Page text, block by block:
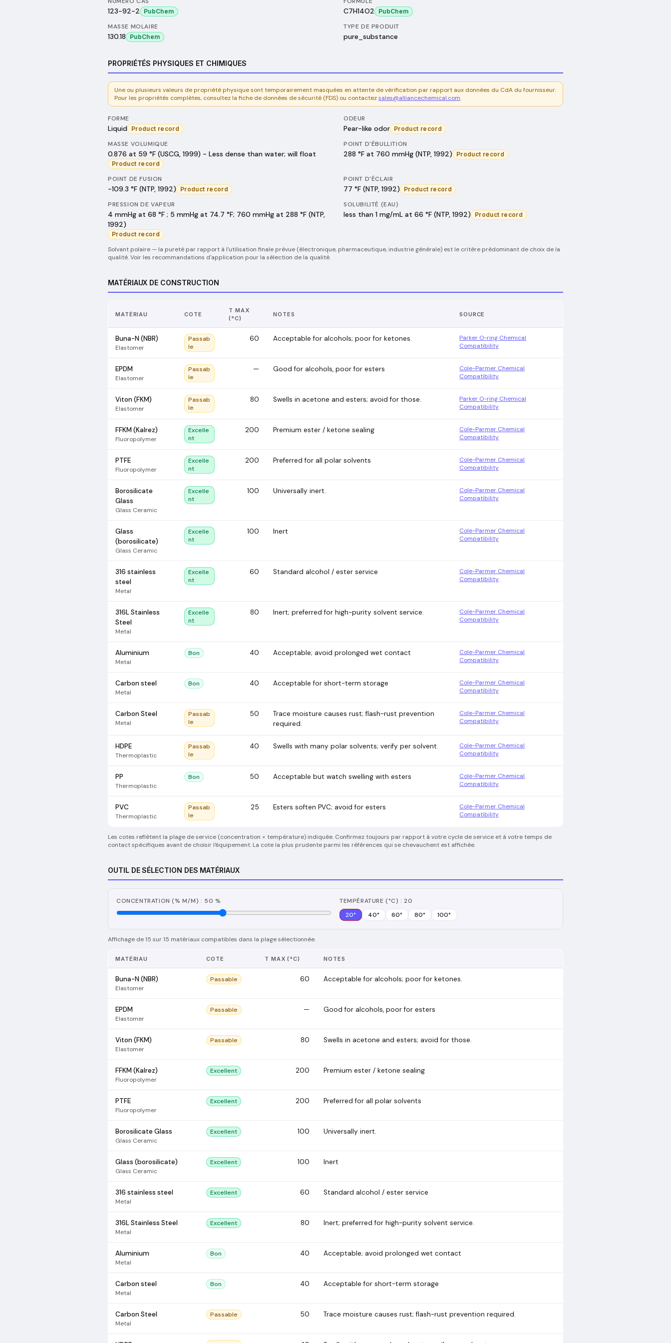
123-92-2 PubChem C7H14O2 PubChem
MASSE MOLAIRE
130.18 PubChem
TYPE DE PRODUIT
pure_substance
PROPRIÉTÉS PHYSIQUES ET CHIMIQUES
Une ou plusieurs valeurs de propriété physique sont temporairement masquées en attente de vérification par rapport aux données du CdA du fournisseur.
Pour les propriétés complètes, consultez la fiche de données de sécurité (FDS) ou contactezsales@alliancechemical.com.
FORME
Liquid Product record
ODEUR
Pear-like odor Product record
MASSE VOLUMIQUE
0.876 at 59 °F (USCG, 1999) - Less dense than water; will float
Product record
POINT D'ÉBULLITION
288 °F at 760 mmHg (NTP, 1992) Product record
POINT DE FUSION
-109.3 °F (NTP, 1992) Product record
POINT D'ÉCLAIR
77 °F (NTP, 1992) Product record
PRESSION DE VAPEUR
4 mmHg at 68 °F ; 5 mmHg at 74.7 °F; 760 mmHg at 288 °F (NTP,
1992)
Product record
SOLUBILITÉ (EAU)
less than 1 mg/mL at 66 °F (NTP, 1992) Product record
Solvant polaire — la pureté par rapport à l'utilisation finale prévue (électronique, pharmaceutique, industrie générale) est le critère prédominant de choix de la
qualité. Voir les recommandations d'application pour la sélection de la qualité.
MATÉRIAUX DE CONSTRUCTION
MATÉRIAU COTE
T MAX
(°C)
NOTES SOURCE
Buna-N (NBR)
Elastomer
Passab
le
60 Acceptable for alcohols; poor for ketones.
Parker O-ring Chemical
Compatibility
EPDM
Elastomer
Passab
le
— Good for alcohols, poor for esters
Cole-Parmer Chemical
Compatibility
Viton (FKM)
Elastomer
Passab
le
80 Swells in acetone and esters; avoid for those.
Parker O-ring Chemical
Compatibility
FFKM (Kalrez)
Fluoropolymer
Excelle
nt
200 Premium ester / ketone sealing
Cole-Parmer Chemical
Compatibility
PTFE
Fluoropolymer
Excelle
nt
200 Preferred for all polar solvents
Cole-Parmer Chemical
Compatibility
Borosilicate
Glass
Glass Ceramic
Excelle
nt
100 Universally inert.
Cole-Parmer Chemical
Compatibility
Glass
(borosilicate)
Glass Ceramic
Excelle
nt
100 Inert
Cole-Parmer Chemical
Compatibility
316 stainless
steel
Metal
Excelle
nt
60 Standard alcohol / ester service
Cole-Parmer Chemical
Compatibility
316L Stainless
Steel
Metal
Excelle
nt
80 Inert; preferred for high-purity solvent service.
Cole-Parmer Chemical
Compatibility
Aluminium
Metal
Bon 40 Acceptable; avoid prolonged wet contact
Cole-Parmer Chemical
Compatibility
Carbon steel
Metal
Bon 40 Acceptable for short-term storage
Cole-Parmer Chemical
Compatibility
Carbon Steel
Metal
Passab
le
50
Trace moisture causes rust; flash-rust prevention
required.
Cole-Parmer Chemical
Compatibility
HDPE
Thermoplastic
Passab
le
40 Swells with many polar solvents; verify per solvent.
Cole-Parmer Chemical
Compatibility
PP
Thermoplastic
Bon 50 Acceptable but watch swelling with esters
Cole-Parmer Chemical
Compatibility
PVC
Thermoplastic
Passab
le
25 Esters soften PVC; avoid for esters
Cole-Parmer Chemical
Compatibility
Les cotes reflètent la plage de service (concentration × température) indiquée. Confirmez toujours par rapport à votre cycle de service et à votre temps de
contact spécifiques avant de choisir l'équipement. La cote la plus prudente parmi les références qui se chevauchent est affichée.
OUTIL DE SÉLECTION DES MATÉRIAUX
CONCENTRATION (% M/M) : 50 %
TEMPÉRATURE (°C) : 20
20° 40° 60° 80° 100°
Affichage de 15 sur 15 matériaux compatibles dans la plage sélectionnée.
MATÉRIAU COTE T MAX (°C) NOTES
Buna-N (NBR)
Elastomer
Passable 60 Acceptable for alcohols; poor for ketones.
EPDM
Elastomer
Passable — Good for alcohols, poor for esters
Viton (FKM)
Elastomer
Passable 80 Swells in acetone and esters; avoid for those.
FFKM (Kalrez)
Fluoropolymer
Excellent 200 Premium ester / ketone sealing
PTFE
Fluoropolymer
Excellent 200 Preferred for all polar solvents
Borosilicate Glass
Glass Ceramic
Excellent 100 Universally inert.
Glass (borosilicate)
Glass Ceramic
Excellent 100 Inert
316 stainless steel
Metal
Excellent 60 Standard alcohol / ester service
316L Stainless Steel
Metal
Excellent 80 Inert; preferred for high-purity solvent service.
Aluminium
Metal
Bon 40 Acceptable; avoid prolonged wet contact
Carbon steel
Metal
Bon 40 Acceptable for short-term storage
Carbon Steel
Metal
Passable 50 Trace moisture causes rust; flash-rust prevention required.